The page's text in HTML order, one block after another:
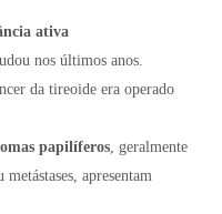
ativa
nos últimos anos.
da tireoide era operado
papilíferos , geralmente
apresentam